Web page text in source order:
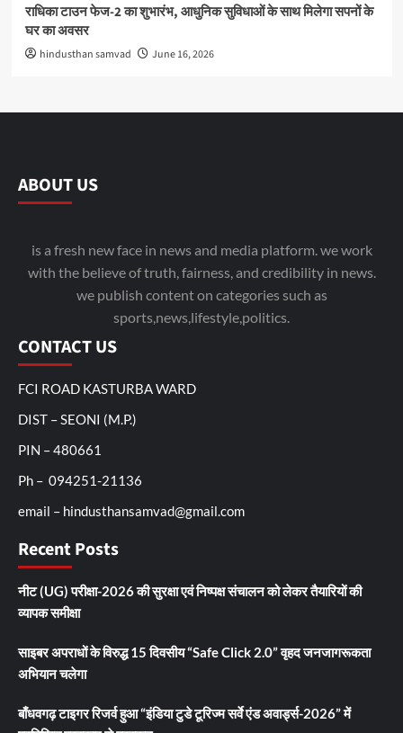
राधिका टाउन फेज-2 का शुभारंभ, आधुनिक सुविधाओं के साथ मिलेगा सपनों के
घर का अवसर
hindusthan samvad June 16, 2026
ABOUT US
is a fresh new face in news and media platform. we work
with the believe of truth, fairness, and credibility in news.
we publish content on categories such as
sports,news,lifestyle,politics.
CONTACT US
FCI ROAD KASTURBA WARD
DIST – SEONI (M.P.)
PIN – 480661
Ph – 094251-21136
email – hindusthansamvad@gmail.com
Recent Posts
नीट (UG) परीक्षा-2026 की सुरक्षा एवं निष्पक्ष संचालन को लेकर तैयारियों की
व्यापक समीक्षा
साइबर अपराधों के विरुद्ध 15 दिवसीय “Safe Click 2.0” वृहद जनजागरूकता
अभियान चलेगा
बाँधवगढ़ टाइगर रिजर्व हुआ “इंडिया टुडे टूरिज्म सर्वे एंड अवार्ड्स-2026” में